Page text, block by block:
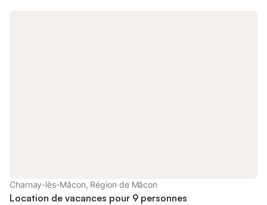
Charnay-lès-Mâcon, Région de Mâcon
Location de vacances pour 9 personnes